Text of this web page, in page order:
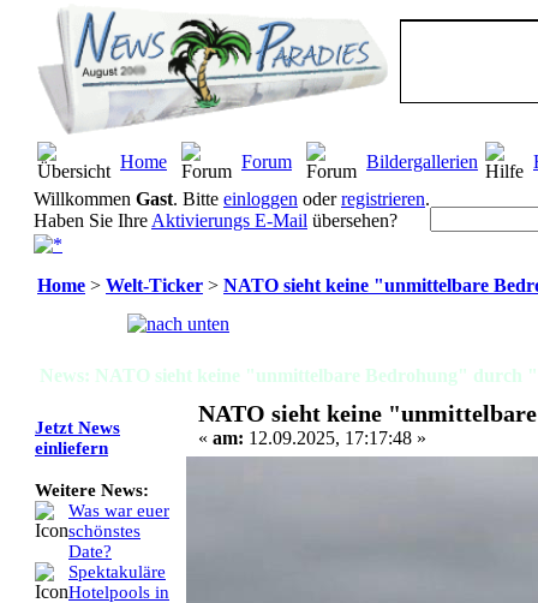
Home Forum Bildergallerien
Willkommen Gast. Bitte einloggen oderregistrieren.
Haben Sie Ihre Aktivierungs E-Mail übersehen?
Home > Welt-Ticker > NATO sieht keine "unmittelbare
News: NATO sieht keine "unmittelbare Bedrohung" durch
Jetzt News
einliefern
Weitere News:
Was war euer
schönstes
Date?
Spektakuläre
Hotelpools in
NATO sieht keine
« am: 12.09.2025, 17:17:48 »